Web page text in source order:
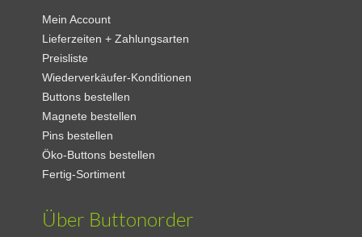
Mein Account
Lieferzeiten + Zahlungsarten
Preisliste
Wiederverkäufer-Konditionen
Buttons bestellen
Magnete bestellen
Pins bestellen
Öko-Buttons bestellen
Fertig-Sortiment
Über Buttonorder